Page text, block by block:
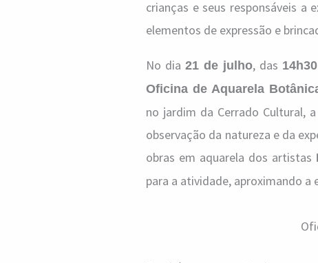
crianças e seus responsáveis
elementos de expressão e
No dia 21 de julho, das
Oficina de Aquarela
no jardim da Cerrado Cultural,
observação da natureza e da
obras em aquarela dos artistas
para a atividade, aproximando a